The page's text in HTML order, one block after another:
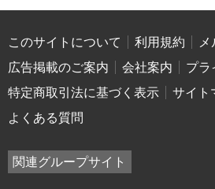
このサイトについて 利用規約
広告掲載のご案内
会社案内
プラ
特定商取引法に基づく表示
サイト
よくある質問
関連グループサイト